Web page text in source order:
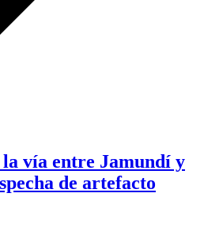
vía entre Jamundí y
de artefacto